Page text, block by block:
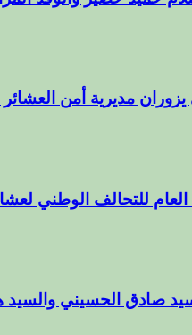
مديرية أمن
للتحالف الوطني
صادق الحسيني والسيد